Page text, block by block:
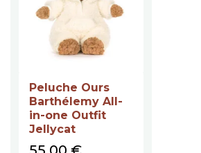
Peluche Ours
Barthélemy All-
in-one Outfit
Jellycat
Prix